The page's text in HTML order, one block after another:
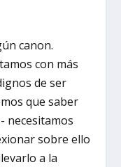
canon.
con más
de ser
que saber
necesitamos
sobre ello
a la